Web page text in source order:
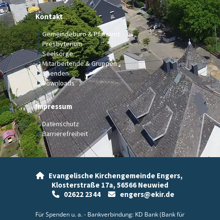
Kontakt
Gemeindebüro & Pfarramt
Presbyterium
Seelsorge
Mitarbeitende & Gruppen
Spenden
Downloads
Impressum
Datenschutz
Barrierefreiheit

Evangelische Kirchengemeinde Engers,
Klosterstraße 17a, 56566 Neuwied
02622 2344 engers@ekir.de
Für Spenden u. a. - Bankverbindung: KD Bank (Bank für